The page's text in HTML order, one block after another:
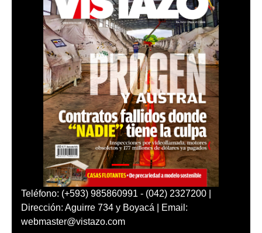
Teléfono: (+593) 985860991 - (042) 2327200 |
Dirección: Aguirre 734 y Boyacá | Email:
webmaster@vistazo.com